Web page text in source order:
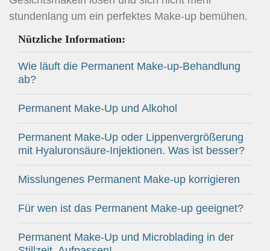
stundenlang um ein perfektes Make-up bemühen.
Nützliche Information:
Wie läuft die Permanent Make-up-Behandlung
ab?
Permanent Make-Up und Alkohol
Permanent Make-Up oder Lippenvergrößerung
mit Hyaluronsäure-Injektionen. Was ist besser?
Misslungenes Permanent Make-up korrigieren
Für wen ist das Permanent Make-up geeignet?
Permanent Make-Up und Microblading in der